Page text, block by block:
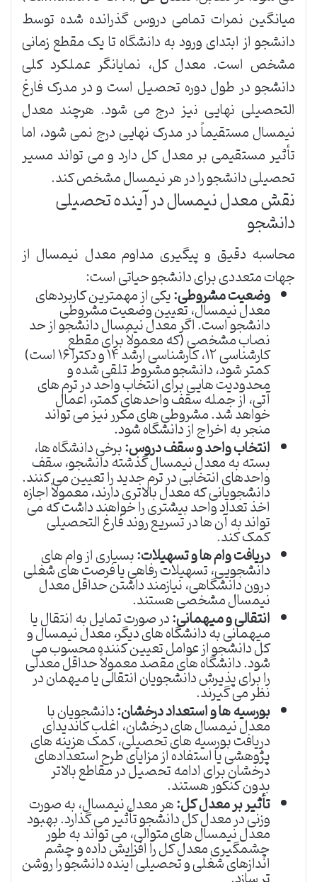
میانگین نمرات تمامی دروس گذرانده شده توسط
دانشجو از ابتدای ورود به دانشگاه تا یک مقطع زمانی
مشخص است. معدل کل، نمایانگر عملکرد کلی
دانشجو در طول دوره تحصیل است و در مدرک فارغ
التحصیلی نهایی نیز درج می شود. هرچند معدل
نیمسال مستقیماً در مدرک نهایی درج نمی شود، اما
تأثیر مستقیمی بر معدل کل دارد و می تواند مسیر
تحصیلی دانشجو را در هر نیمسال مشخص کند.
نقش معدل نیمسال در آینده تحصیلی
دانشجو
محاسبه دقیق و پیگیری مداوم معدل نیمسال از
جهات متعددی برای دانشجو حیاتی است:
وضعیت مشروطی:یکی از مهمترین کاربردهای
معدل نیمسال، تعیین وضعیت مشروطی
دانشجو است. اگر معدل نیمسال دانشجو از حد
نصاب مشخصی (که معمولاً برای مقطع
کارشناسی ۱۲، کارشناسی ارشد ۱۴ و دکترا ۱۶ است)
کمتر شود، دانشجو مشروط تلقی شده و
محدودیت هایی برای انتخاب واحد در ترم های
آتی، از جمله سقف واحدهای کمتر، اعمال
خواهد شد. مشروطی های مکرر نیز می تواند
منجر به اخراج از دانشگاه شود.
انتخاب واحد و سقف دروس:برخی دانشگاه ها،
بسته به معدل نیمسال گذشته دانشجو، سقف
واحدهای انتخابی در ترم جدید را تعیین می کنند.
دانشجویانی که معدل بالاتری دارند، معمولاً اجازه
اخذ تعداد واحد بیشتری را خواهند داشت که می
تواند به آن ها در تسریع روند فارغ التحصیلی
کمک کند.
دریافت وام ها و تسهیلات:بسیاری از وام های
دانشجویی، تسهیلات رفاهی یا فرصت های شغلی
درون دانشگاهی، نیازمند داشتن حداقل معدل
نیمسال مشخصی هستند.
انتقالی و میهمانی:در صورت تمایل به انتقال یا
میهمانی به دانشگاه های دیگر، معدل نیمسال و
کل دانشجو از عوامل تعیین کننده محسوب می
شود. دانشگاه های مقصد معمولاً حداقل معدلی
را برای پذیرش دانشجویان انتقالی یا میهمان در
نظر می گیرند.
بورسیه ها و استعداد درخشان:دانشجویان با
معدل نیمسال های درخشان، اغلب کاندیدای
دریافت بورسیه های تحصیلی، کمک هزینه های
پژوهشی یا استفاده از مزایای طرح استعدادهای
درخشان برای ادامه تحصیل در مقاطع بالاتر
بدون کنکور هستند.
تأثیر بر معدل کل:هر معدل نیمسال، به صورت
وزنی در معدل کل دانشجو تأثیر می گذارد. بهبود
معدل نیمسال های متوالی، می تواند به طور
چشمگیری معدل کل را افزایش داده و چشم
اندازهای شغلی و تحصیلی آینده دانشجو را روشن